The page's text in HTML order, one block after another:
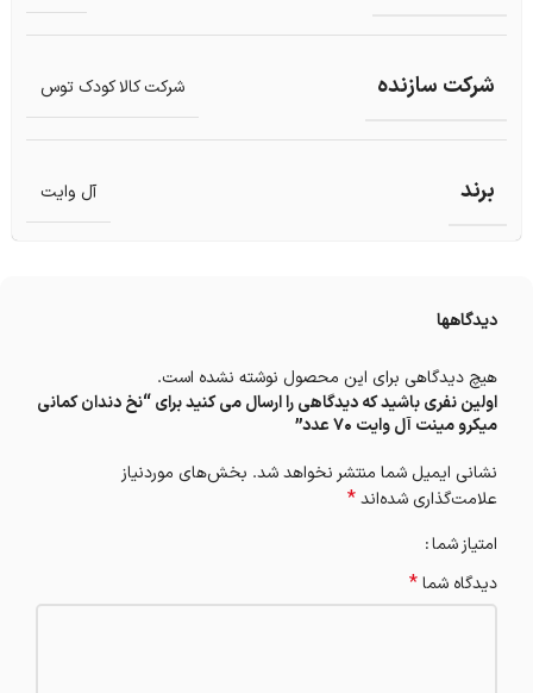
شرکت سازنده شرکت کالا کودک توس
برند آل وایت
دیدگاهها
هیچ دیدگاهی برای این محصول نوشته نشده است.
اولین نفری باشید که دیدگاهی را ارسال می کنید برای “نخ دندان کمانی
میکرو مینت آل وایت 70 عدد”
نشانی ایمیل شما منتشر نخواهد شد. بخش‌های موردنیاز
علامت‌گذاری شده‌اند*
امتیاز شما
دیدگاه شما*